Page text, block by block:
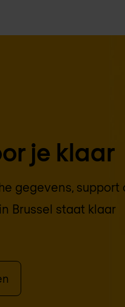
je klaar
gegevens, support
Brussel staat klaar